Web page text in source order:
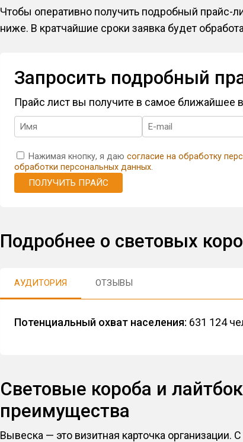
Чтобы оперативно получить подробный прайс-
ниже. В кратчайшие сроки заявка будет
Запросить подробный
Прайс лист вы получите в самое ближайшее
Нажимая кнопку, я даю согласие на обработку
обработки персональных данных.
ПОЛУЧИТЬ ПРАЙС
Подробнее о световых
АУДИТОРИЯ ОТЗЫВЫ
Потенциальный охват населения: 631 124
Световые короба и
преимущества
Вывеска — это визитная карточка